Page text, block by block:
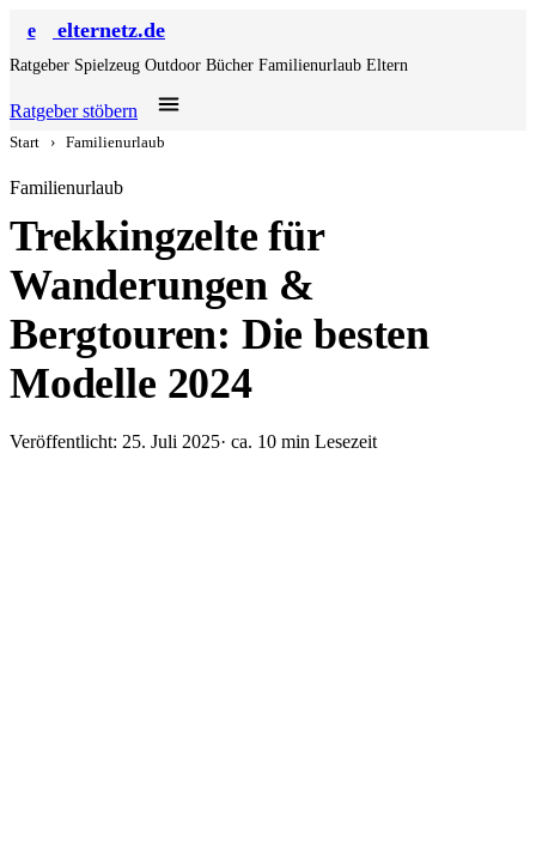
e elternetz.de
Ratgeber Spielzeug Outdoor Bücher Familienurlaub Eltern
Ratgeber stöbern
Start › Familienurlaub
Familienurlaub
Trekkingzelte für
Wanderungen &
Bergtouren: Die besten
Modelle 2024
Veröffentlicht: 25. Juli 2025· ca. 10 min Lesezeit